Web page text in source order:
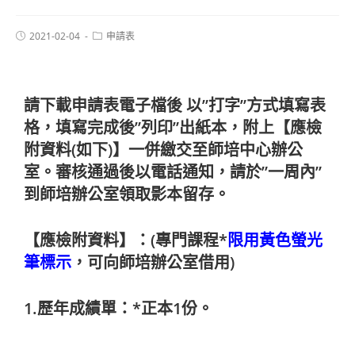
2021-02-04 申請表
請下載申請表電子檔後 以”打字”方式填寫表
格，填寫完成後”列印”出紙本，附上【應檢
附資料(如下)】一併繳交至師培中心辦公
室。審核通過後以電話通知，請於”一周內”
到師培辦公室領取影本留存。
【應檢附資料】：(專門課程*限用黃色螢光
筆標示 ，可向師培辦公室借用)
1.歷年成績單：*正本1份。